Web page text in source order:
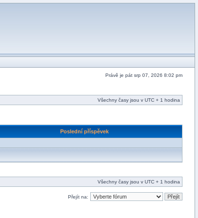
Právě je pát srp 07, 2026 8:02 pm
Všechny časy jsou v UTC + 1 hodina
Poslední příspěvek
Všechny časy jsou v UTC + 1 hodina
Přejít na: